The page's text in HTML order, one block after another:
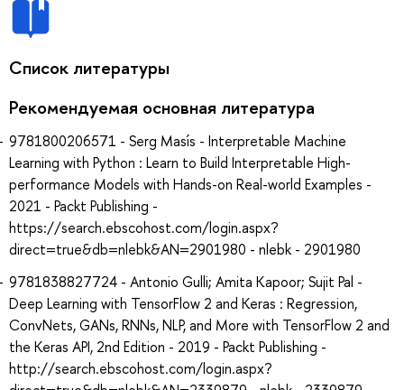
Список литературы
Рекомендуемая основная литература
9781800206571 - Serg Masís - Interpretable Machine
Learning with Python : Learn to Build Interpretable High-
performance Models with Hands-on Real-world Examples -
2021 - Packt Publishing -
https://search.ebscohost.com/login.aspx?
direct=true&db=nlebk&AN=2901980 - nlebk - 2901980
9781838827724 - Antonio Gulli; Amita Kapoor; Sujit Pal -
Deep Learning with TensorFlow 2 and Keras : Regression,
ConvNets, GANs, RNNs, NLP, and More with TensorFlow 2 and
the Keras API, 2nd Edition - 2019 - Packt Publishing -
http://search.ebscohost.com/login.aspx?